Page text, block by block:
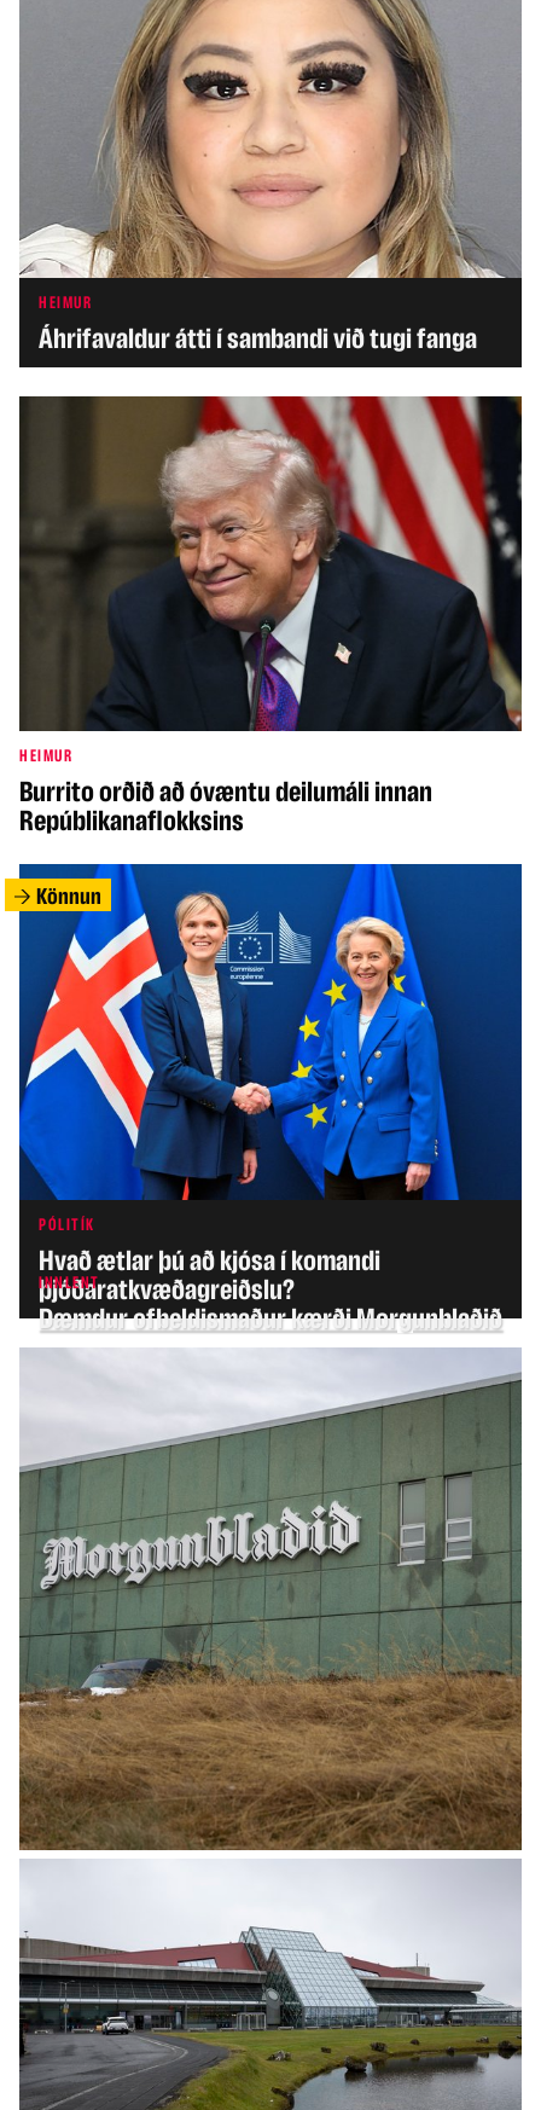
HEIMUR
Áhrifavaldur átti í sambandi við tugi fanga
HEIMUR
Burrito orðið að óvæntu deilumáli innan
Repúblikanaflokksins
Könnun
PÓLITÍK
Hvað ætlar þú að kjósa í komandi
þjóðaratkvæðagreiðslu?
INNLENT
Dæmdur ofbeldismaður kærði Morgunblaðið
MINNING
Ófeigur Sigurpáll Hólmar Jóhannesson er
látinn